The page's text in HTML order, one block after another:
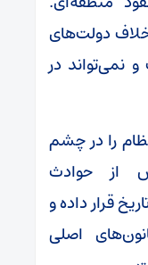
دولت‌های
نمی‌تواند در
را در چشم
از حوادث
قرار داده و
اصلی